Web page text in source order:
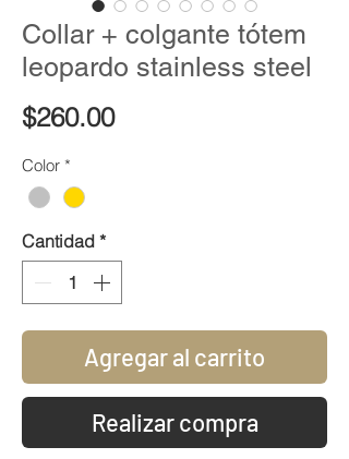
Collar + colgante tótem
leopardo stainless steel
$260.00Precio
Color *
Cantidad *
Agregar al carrito
Realizar compra